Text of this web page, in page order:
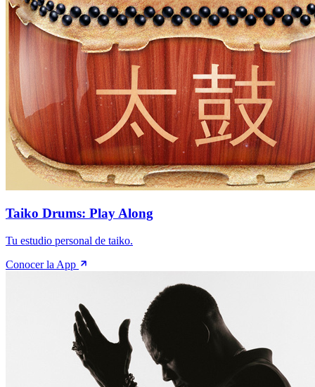
Taiko Drums: Play Along
Tu estudio personal de taiko.
Conocer la App